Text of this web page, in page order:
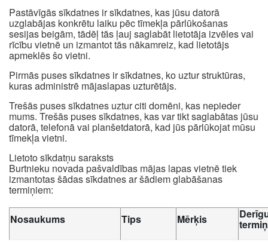
Pastāvīgās sīkdatnes ir sīkdatnes, kas jūsu datorā
uzglabājas konkrētu laiku pēc tīmekļa pārlūkošanas
sesijas beigām, tādēļ tās ļauj saglabāt lietotāja izvēles vai
rīcību vietnē un izmantot tās nākamreiz, kad lietotājs
apmeklēs šo vietni.
Pirmās puses sīkdatnes ir sīkdatnes, ko uztur struktūras,
kuras administrē mājaslapas uzturētājs.
Trešās puses sīkdatnes uztur citi domēni, kas nepieder
mums. Trešās puses sīkdatnes, kas var tikt saglabātas jūsu
datorā, telefonā vai planšetdatorā, kad jūs pārlūkojat mūsu
tīmekļa vietni.
Lietoto sīkdatņu saraksts
Burtnieku novada pašvaldības mājas lapas vietnē tiek
izmantotas šādas sīkdatnes ar šādiem glabāšanas
termiņiem:
Nosaukums Tips Mērķis